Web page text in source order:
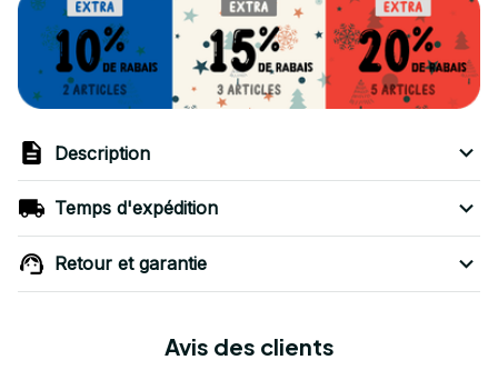
Description
Temps d'expédition
Retour et garantie
Avis des clients